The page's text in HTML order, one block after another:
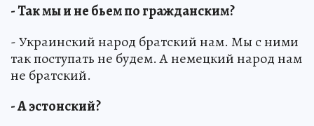
- Так мы и не бьем по гражданским?
- Украинский народ братский нам. Мы с ними
так поступать не будем. А немецкий народ нам
не братский.
- А эстонский?